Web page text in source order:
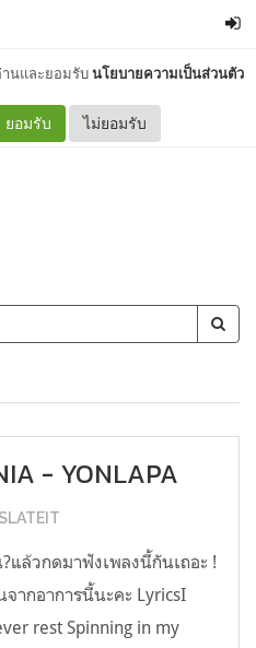
านและยอมรับนโยบายความเป็นส่วนตัว
ยอมรับ ไม่ยอมรับ
- YONLAPA
ล้วกดมาฟังเพลงนี้กันเถอะ !
ากอาการนี้นะคะ LyricsI
rest Spinning in my